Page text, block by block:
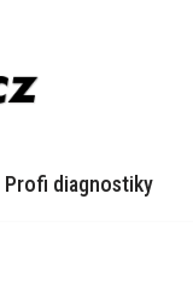
Profi diagnostiky